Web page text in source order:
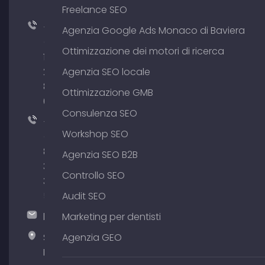
+49
176
204
801
64
+49
89
380
375
hallo@timospecht.de
Specht
Marketing
Freelance SEO
Agenzia Google Ads Monaco di Baviera
Ottimizzazione dei motori di ricerca
Agenzia SEO locale
Ottimizzazione GMB
Consulenza SEO
Workshop SEO
Agenzia SEO B2B
Controllo SEO
Audit SEO
Marketing per dentisti
Agenzia GEO